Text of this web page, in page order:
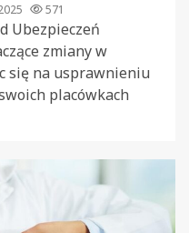
571
Ubezpieczeń
zmiany w
się na usprawnieniu
placówkach